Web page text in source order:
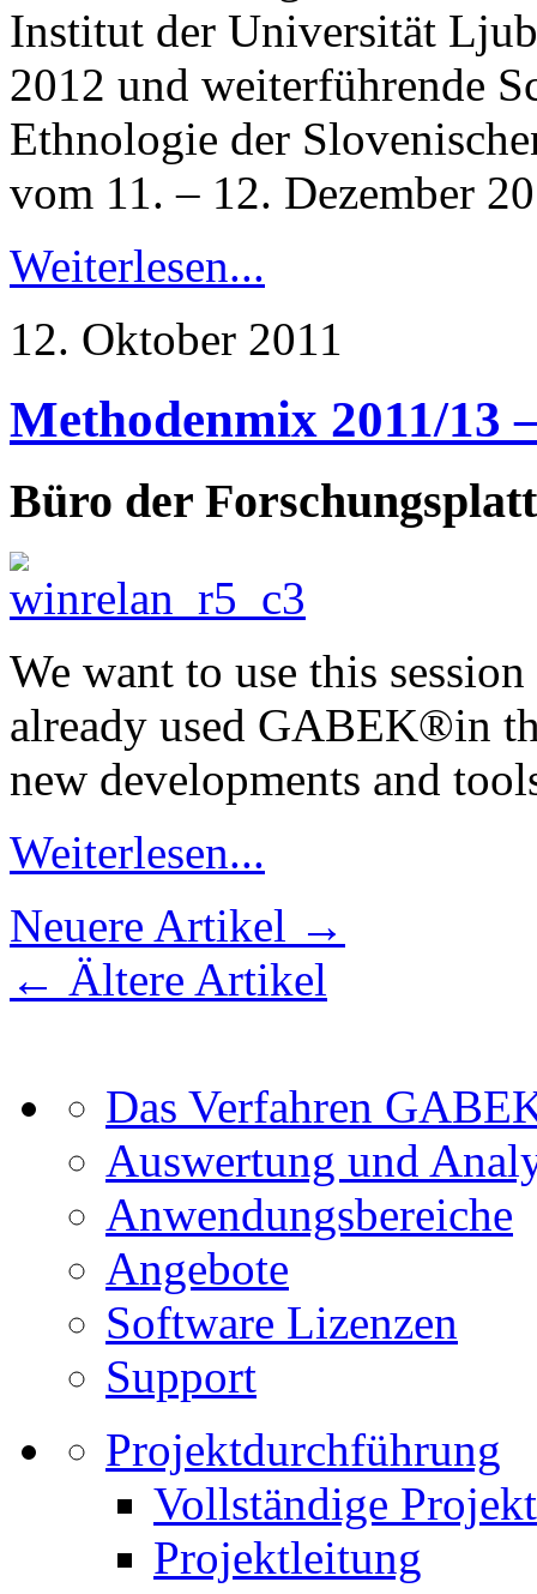
Institut der Universität
2012 und weiterführende
Ethnologie der
vom 11. – 12. Dezember
Weiterlesen...
12. Oktober 2011
Methodenmix 2011/13
Büro der
We want to use this
already used GABEK®in
new developments and
Weiterlesen...
Neuere Artikel →
← Ältere Artikel
Das Verfahren
Auswertung und
Anwendungsbereiche
Angebote
Software Lizenzen
Support
Projektdurchführung
Vollständige
Projektleitung